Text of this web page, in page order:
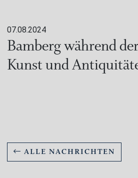
07.08.2024
Bamberg während
Kunst und
ALLE NACHRICHTEN